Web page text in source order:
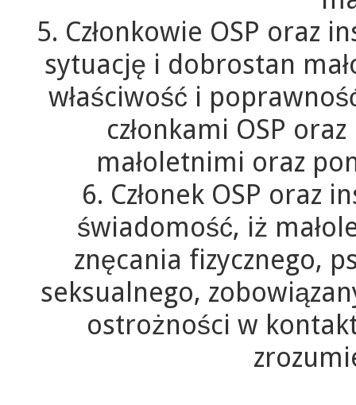
5. Członkowie OSP oraz
sytuację i dobrostan
właściwość i
członkami OSP
małoletnimi oraz
6. Członek OSP oraz
świadomość, iż
znęcania fizycznego,
seksualnego,
ostrożności w